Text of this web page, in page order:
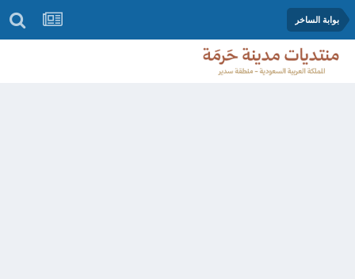
بوابة الساخر